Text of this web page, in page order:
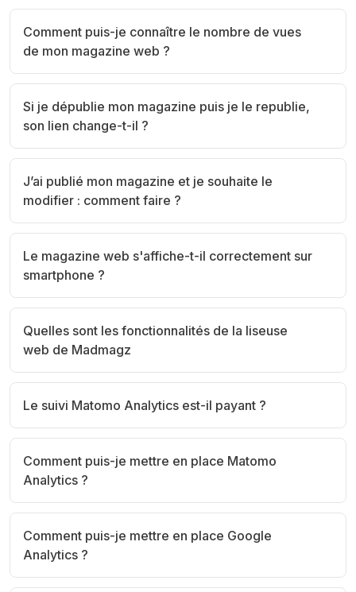
Comment puis-je connaître le nombre de vues
de mon magazine web ?
Si je dépublie mon magazine puis je le republie,
son lien change-t-il ?
J’ai publié mon magazine et je souhaite le
modifier : comment faire ?
Le magazine web s'affiche-t-il correctement sur
smartphone ?
Quelles sont les fonctionnalités de la liseuse
web de Madmagz
Le suivi Matomo Analytics est-il payant ?
Comment puis-je mettre en place Matomo
Analytics ?
Comment puis-je mettre en place Google
Analytics ?